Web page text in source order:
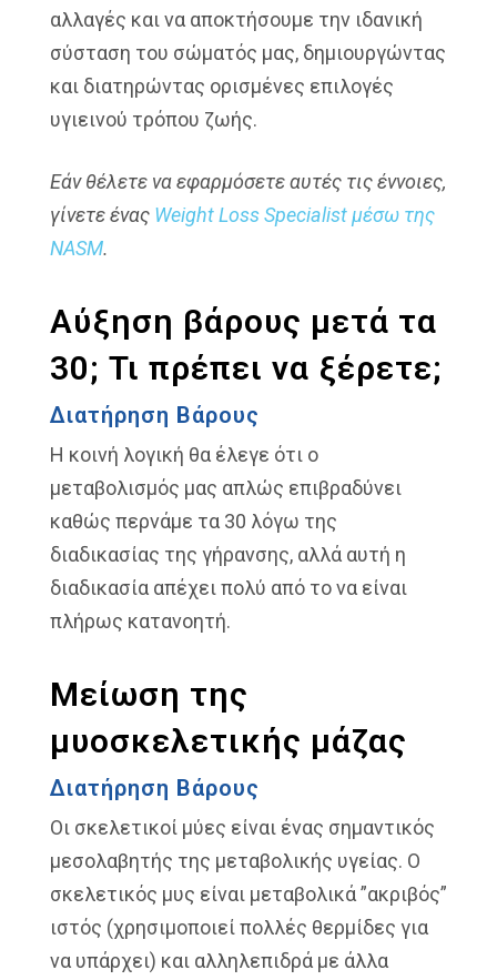
αλλαγές και να αποκτήσουμε την ιδανική
σύσταση του σώματός μας, δημιουργώντας
και διατηρώντας ορισμένες επιλογές
υγιεινού τρόπου ζωής.
Εάν θέλετε να εφαρμόσετε αυτές τις έννοιες,
γίνετε ένας WeightLossSpecialistμέσω της
NASM.
Αύξηση βάρους μετά τα
30; Τι πρέπει να ξέρετε;
Διατήρηση Βάρους
Η κοινή λογική θα έλεγε ότι ο
μεταβολισμός μας απλώς επιβραδύνει
καθώς περνάμε τα 30 λόγω της
διαδικασίας της γήρανσης, αλλά αυτή η
διαδικασία απέχει πολύ από το να είναι
πλήρως κατανοητή.
Μείωση της
μυοσκελετικής μάζας
Διατήρηση Βάρους
Οι σκελετικοί μύες είναι ένας σημαντικός
μεσολαβητής της μεταβολικής υγείας. Ο
σκελετικός μυς είναι μεταβολικά ”ακριβός”
ιστός (χρησιμοποιεί πολλές θερμίδες για
να υπάρχει) και αλληλεπιδρά με άλλα